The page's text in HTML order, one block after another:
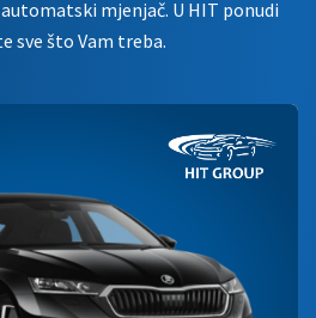
mjenjač. U HIT ponudi
sve što Vam treba.